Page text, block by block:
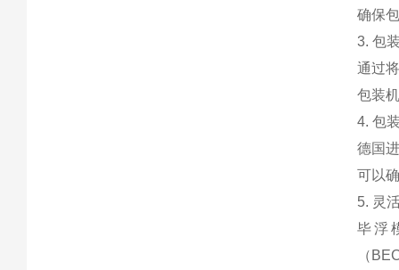
确保
3. 包
通过
包装
4. 包
德国
可以
5. 灵
毕浮
（